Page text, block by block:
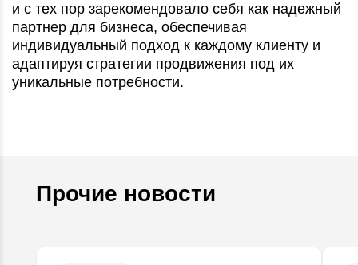
и с тех пор зарекомендовало себя как надежный
партнер для бизнеса, обеспечивая
индивидуальный подход к каждому клиенту и
адаптируя стратегии продвижения под их
уникальные потребности.
Прочие новости